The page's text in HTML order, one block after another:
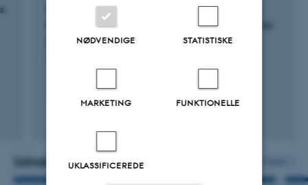
A low level of naturally occurring antibodies
associates with functional antibody deficiency
Bernth Jensen, J. +7.
Digital
attached
Udvalgte aktiviteter
NØDVENDIGE STATISTISKE
MARKETING FUNKTIONELLE
UKLASSIFICEREDE